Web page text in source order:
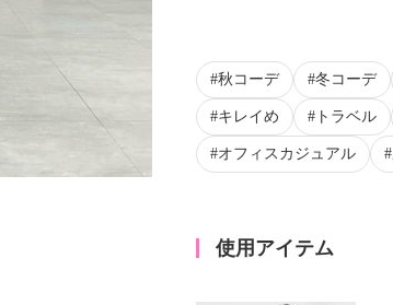
秋コーデ 冬コーデ
キレイめ トラベル
オフィスカジュアル
使用アイテム